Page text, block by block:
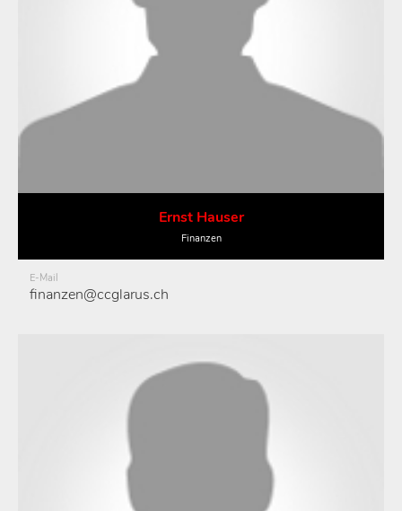
Ernst Hauser
Finanzen
E-Mail
finanzen@ccglarus.ch